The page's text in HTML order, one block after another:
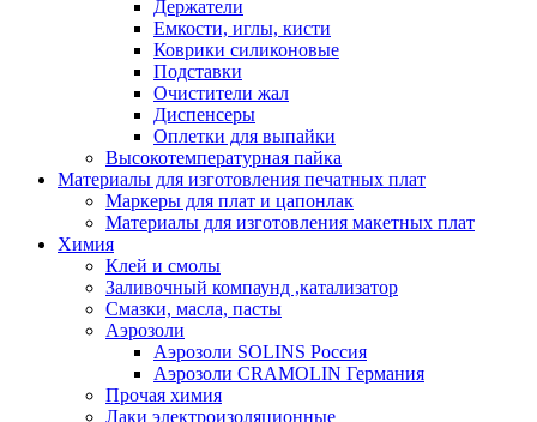
Держатели
Емкости, иглы, кисти
Коврики силиконовые
Подставки
Очистители жал
Диспенсеры
Оплетки для выпайки
Высокотемпературная пайка
Материалы для изготовления печатных плат
Маркеры для плат и цапонлак
Материалы для изготовления макетных плат
Химия
Клей и смолы
Заливочный компаунд ,катализатор
Смазки, масла, пасты
Аэрозоли
Аэрозоли SOLINS Россия
Аэрозоли CRAMOLIN Германия
Прочая химия
Лаки электроизоляционные